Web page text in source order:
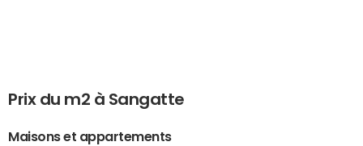
Prix du m2 à Sangatte
Maisons et appartements